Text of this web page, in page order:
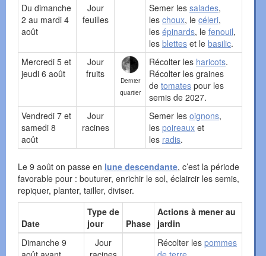
Du dimanche
2 au mardi 4
août
Jour
feuilles
Semer les salades,
les choux, le céleri,
les épinards, le fenouil,
les blettes et le basilic.
Mercredi 5 et
jeudi 6 août
Jour
fruits
Dernier
quartier
Récolter les haricots.
Récolter les graines
de tomates pour les
semis de 2027.
Vendredi 7 et
samedi 8
août
Jour
racines
Semer les oignons,
les poireaux et
les radis.
Le 9 août on passe en lune descendante, c’est la période
favorable pour : bouturer, enrichir le sol, éclaircir les semis,
repiquer, planter, tailler, diviser.
Date
Type de
jour
Phase
Actions à mener au
jardin
Dimanche 9
Jour
Récolter les pommes